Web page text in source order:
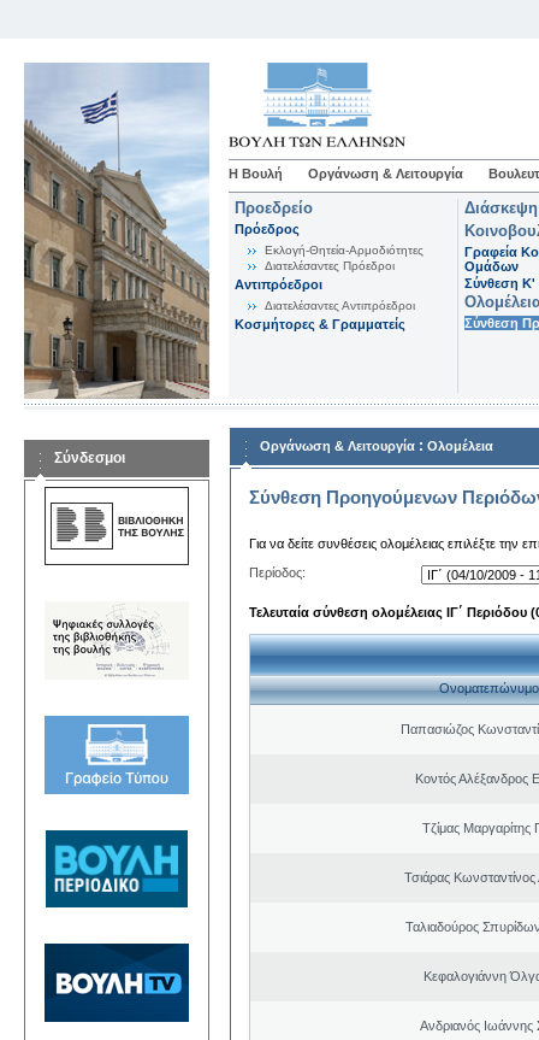
Η Βουλή Οργάνωση & Λειτουργία
Προεδρείο
Πρόεδρος
Εκλογή-Θητεία-Αρμοδιότητες
Διατελέσαντες Πρόεδροι
Αντιπρόεδροι
Διατελέσαντες Αντιπρόεδροι
Κοσμήτορες & Γραμματείς
Γραφεία
Ομάδων
Σύνθεση K'
Σύνθεση
Σύνδεσμοι
Οργάνωση & Λειτουργία : Ολομέλεια
Σύνθεση Προηγούμενων
Για να δείτε συνθέσεις ολομέλειας επιλέξτε την
Περίοδος:
Τελευταία σύνθεση ολομέλειας ΙΓ΄ Περιόδου
Ονοματεπώνυμο
Παπασιώζος
Κοντός Αλέξανδρος
Τζίμας Μαργαρίτης
Τσιάρας
Ταλιαδούρος
Κεφαλογιάννη
Ανδριανός Ιωάννης